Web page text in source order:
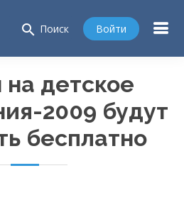
search Поиск Войти
детское
2009 будут
бесплатно